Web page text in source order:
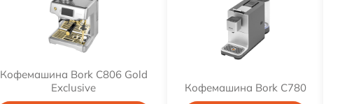
Кофемашина Bork C806 Gold
Exclusive
Кофемашина Bork C780